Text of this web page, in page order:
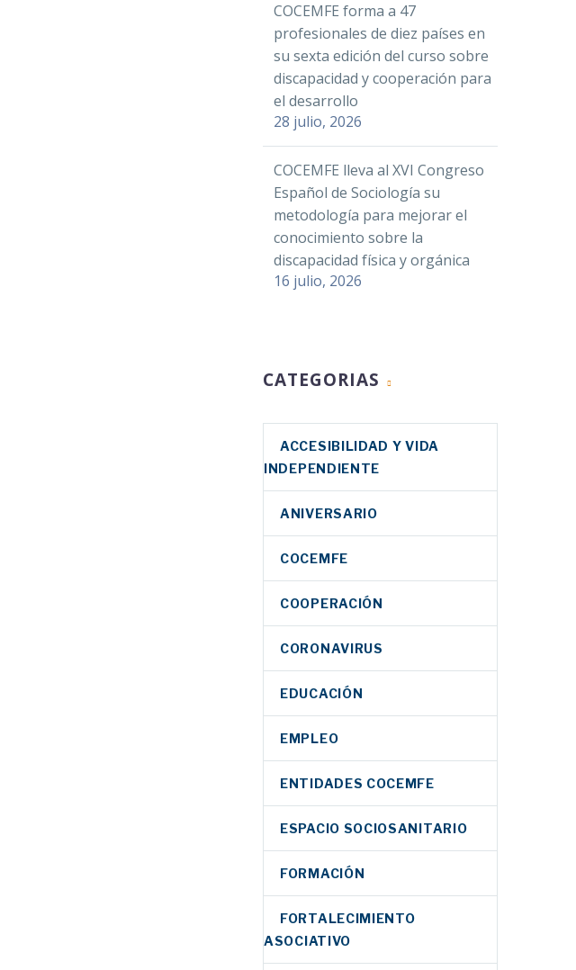
COCEMFE forma a 47
profesionales de diez países en
su sexta edición del curso sobre
discapacidad y cooperación para
el desarrollo
28 julio, 2026
COCEMFE lleva al XVI Congreso
Español de Sociología su
metodología para mejorar el
conocimiento sobre la
discapacidad física y orgánica
16 julio, 2026
CATEGORIAS
ACCESIBILIDAD Y VIDA
INDEPENDIENTE
ANIVERSARIO
COCEMFE
COOPERACIÓN
CORONAVIRUS
EDUCACIÓN
EMPLEO
ENTIDADES COCEMFE
ESPACIO SOCIOSANITARIO
FORMACIÓN
FORTALECIMIENTO
ASOCIATIVO